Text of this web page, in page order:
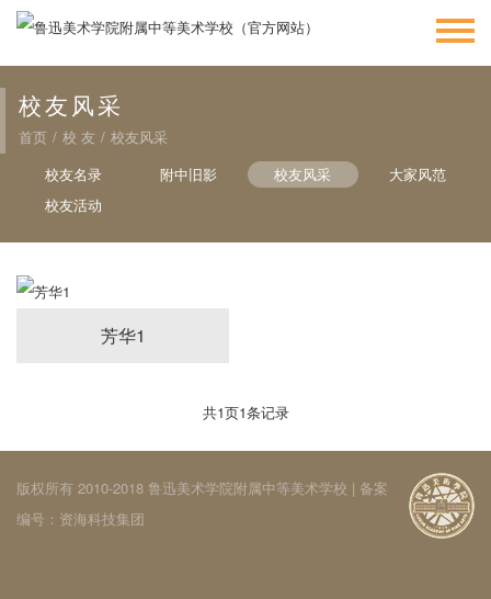
校友风采
首页 / 校 友 / 校友风采
校友名录
附中旧影 校友风采
大家风范
校友活动
芳华1
共1页1条记录
版权所有 2010-2018 鲁迅美术学院附属中等美术学校 | 备案
编号： 资海科技集团